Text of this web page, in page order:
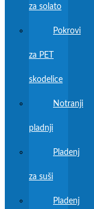
za solato
Pokrovi
za PET
skodelice
Notranji
pladnji
Pladenj
za suši
Pladenj